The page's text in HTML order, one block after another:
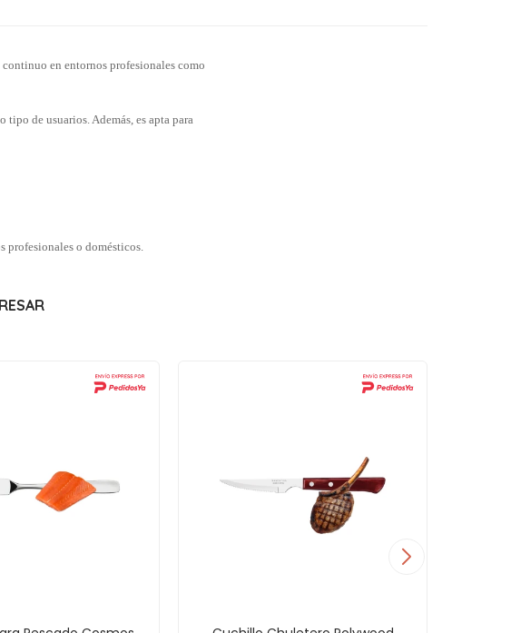
en entornos profesionales como
de usuarios. Además, es apta para
profesionales o domésticos.